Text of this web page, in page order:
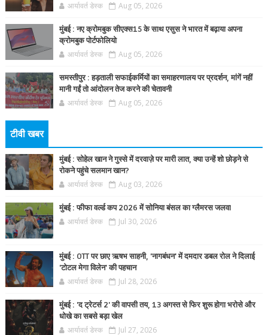
आर्यावर्त डेस्क Aug 05, 2026
मुंबई : नए क्रोमबुक सीएक्स15 के साथ एसुस ने भारत में बढ़ाया अपना
क्रोमबुक पोर्टफोलियो
आर्यावर्त डेस्क Aug 05, 2026
समस्तीपुर : हड़ताली सफाईकर्मियों का समाहरणालय पर प्रदर्शन, मांगें नहीं
मानी गईं तो आंदोलन तेज करने की चेतावनी
आर्यावर्त डेस्क Aug 05, 2026
टीवी खबर
मुंबई : सोहेल खान ने गुस्से में दरवाज़े पर मारी लात, क्या उन्हें शो छोड़ने से
रोकने पहुंचे सलमान खान?
आर्यावर्त डेस्क Aug 03, 2026
मुंबई : फीफा वर्ल्ड कप 2026 में सोनिया बंसल का ग्लैमरस जलवा
आर्यावर्त डेस्क Jul 30, 2026
मुंबई : OTT पर छाए ऋषभ साहनी, 'नागबंधन' में दमदार डबल रोल ने दिलाई
'टोटल मेगा विलेन' की पहचान
आर्यावर्त डेस्क Jul 28, 2026
मुंबई : 'द ट्रेटर्स 2' की वापसी तय, 13 अगस्त से फिर शुरू होगा भरोसे और
धोखे का सबसे बड़ा खेल
आर्यावर्त डेस्क Jul 27, 2026